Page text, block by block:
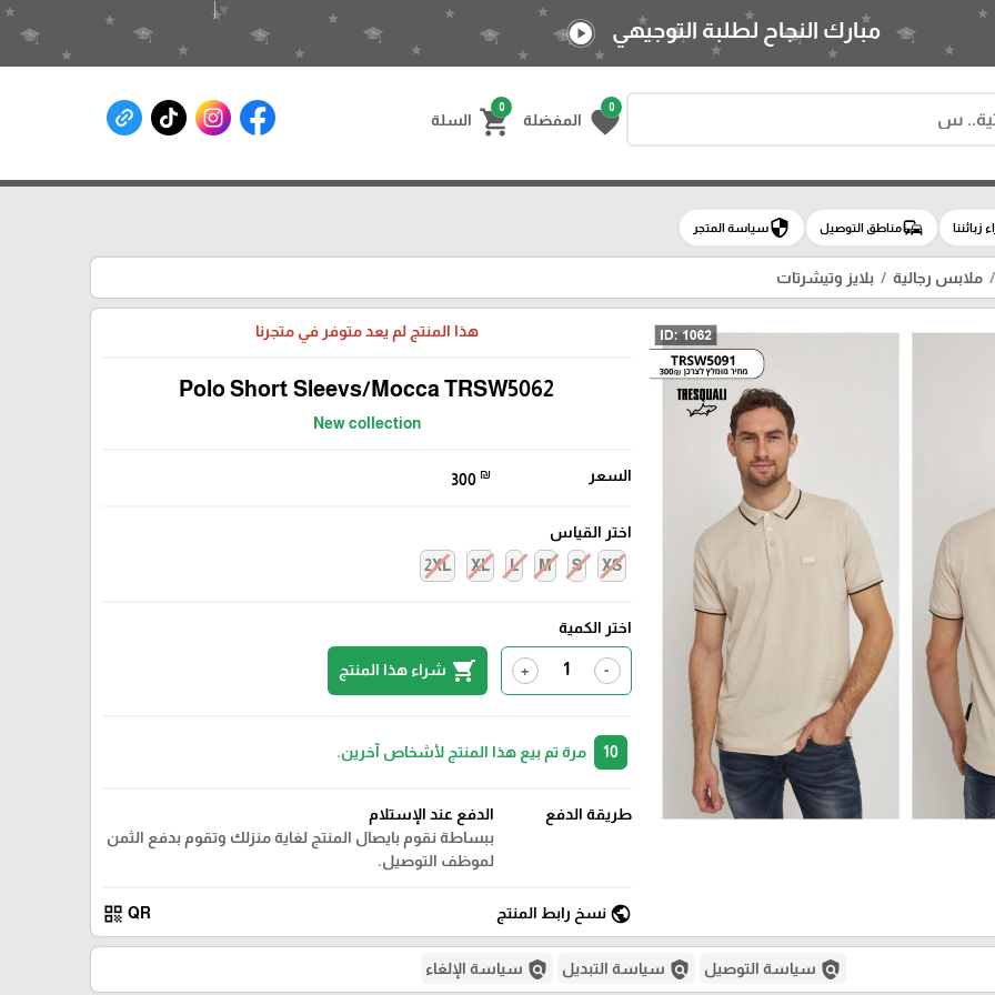
Select Language▼
0
favorite المفضلة
0
shopping_cart السلة
مبارك النجاح لطلبة التوجيهي play_circle
زبائننا commuteمناطق التوصيل securityسياسة المتجر
ملابس رجالية بلايز وتيشرتات
هذا المنتج لم يعد متوفر في متجرنا
Polo Short Sleevs/Mocca TRSW5062
New collection
السعر 300 ₪
اختر القياس
XS
S
M
L
XL
2XL
اختر الكمية
-
+
shopping_cart شراء هذا المنتج
10 مرة تم بيع هذا المنتج لأشخاص آخرين.
طريقة الدفع
الدفع عند الإستلام
ببساطة نقوم بايصال المنتج لغاية منزلك وتقوم بدفع الثمن
لموظف التوصيل.
public نسخ رابط المنتج QR
qr_code
policy سياسة التوصيل policy سياسة التبديل policy سياسة الإلغاء